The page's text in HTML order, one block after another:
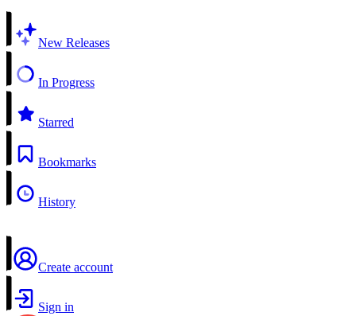
New Releases
In Progress
Starred
Bookmarks
History
Create account
Sign in